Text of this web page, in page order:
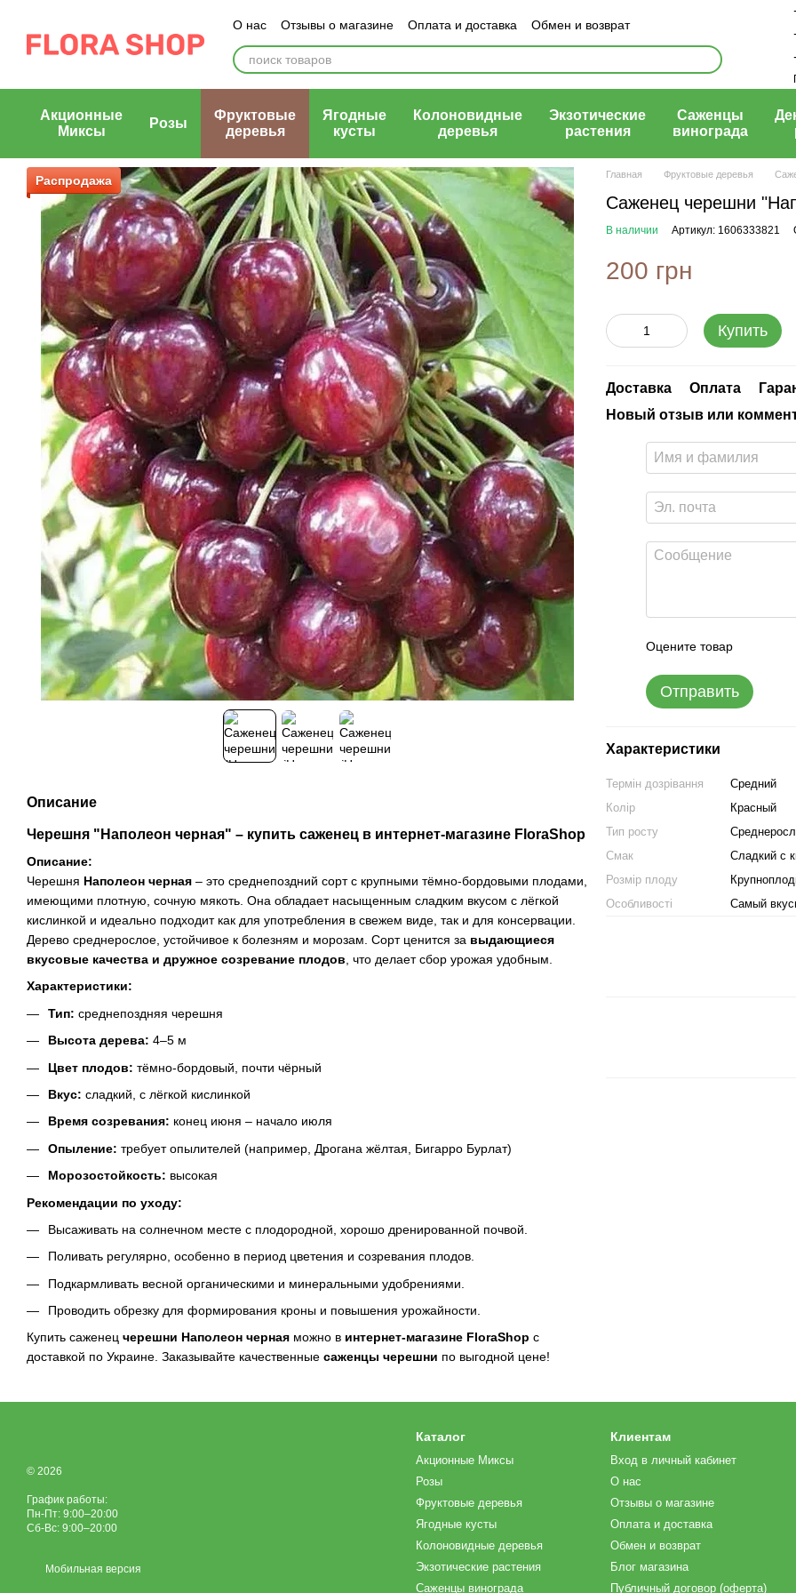
О нас Отзывы о магазине Оплата и доставка
Обмен и возврат
Блог магазина
Публичный договор (оферта)
Акционные
Миксы
Розы
Фруктовые
деревья
Ягодные
кусты
Колоновидные
деревья
Экзотические
растения
Саженцы
винограда
Распродажа
Описание
Черешня "Наполеон черная" – купить саженец в интернет-магазине FloraShop
Описание:
Черешня Наполеон черная – это среднепоздний сорт с крупными тёмно-бордовыми плодами,
имеющими плотную, сочную мякоть. Она обладает насыщенным сладким вкусом с лёгкой
кислинкой и идеально подходит как для употребления в свежем виде, так и для консервации.
Дерево среднерослое, устойчивое к болезням и морозам. Сорт ценится за выдающиеся
вкусовые качества и дружное созревание плодов , что делает сбор урожая удобным.
Характеристики:
Тип: среднепоздняя черешня
Высота дерева: 4–5 м
Цвет плодов: тёмно-бордовый, почти чёрный
Вкус: сладкий, с лёгкой кислинкой
Время созревания: конец июня – начало июля
Опыление: требует опылителей (например, Дрогана жёлтая, Бигарро Бурлат)
Морозостойкость: высокая
Рекомендации по уходу:
Высаживать на солнечном месте с плодородной, хорошо дренированной почвой.
Поливать регулярно, особенно в период цветения и созревания плодов.
Подкармливать весной органическими и минеральными удобрениями.
Проводить обрезку для формирования кроны и повышения урожайности.
Купить саженец черешни Наполеон черная можно в интернет-магазине FloraShop с
доставкой по Украине. Заказывайте качественные саженцы черешни по выгодной цене!
Главная Фруктовые деревья
Саженец черешни
В наличии Артикул: 1606333821
200 грн
Купить
Доставка Оплата
Новый отзыв или
Оцените товар
Отправить
Характеристики
Термін дозрівання
Средний
Колір
Красный
Тип росту
Смак
Сладкий с
Розмір плоду
Особливості
Самый
© 2026
График работы:
Пн-Пт: 9:00–20:00
Сб-Вс: 9:00–20:00
Мобильная версия
Каталог
Акционные Миксы
Розы
Фруктовые деревья
Ягодные кусты
Колоновидные деревья
Экзотические растения
Саженцы винограда
Клиентам
Вход в личный кабинет
О нас
Отзывы о магазине
Оплата и доставка
Обмен и возврат
Блог магазина
Публичный договор (оферта)